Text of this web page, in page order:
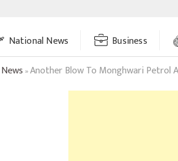
National News Business
»Another Blow To Monghwari Petrol